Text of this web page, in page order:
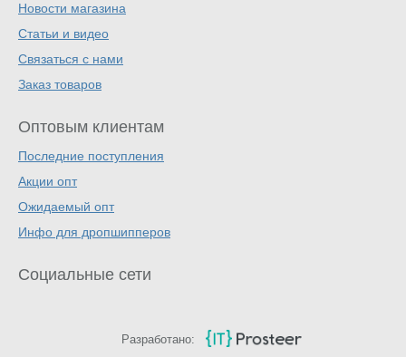
Новости магазина
Статьи и видео
Связаться с нами
Заказ товаров
Оптовым клиентам
Последние поступления
Акции опт
Ожидаемый опт
Инфо для дропшипперов
Социальные сети
Разработано: